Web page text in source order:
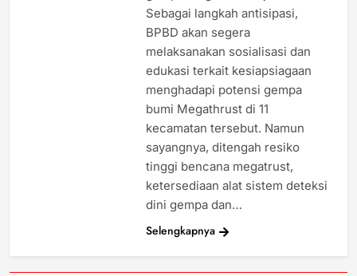
Sebagai langkah antisipasi,
BPBD akan segera
melaksanakan sosialisasi dan
edukasi terkait kesiapsiagaan
menghadapi potensi gempa
bumi Megathrust di 11
kecamatan tersebut. Namun
sayangnya, ditengah resiko
tinggi bencana megatrust,
ketersediaan alat sistem deteksi
dini gempa dan…
Selengkapnya